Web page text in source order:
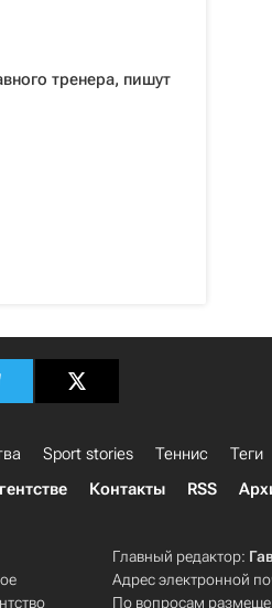
тренера, пишут
Sport stories Теннис Теги
Контакты RSS
Главный редактор:
Адрес электронной
По вопросам